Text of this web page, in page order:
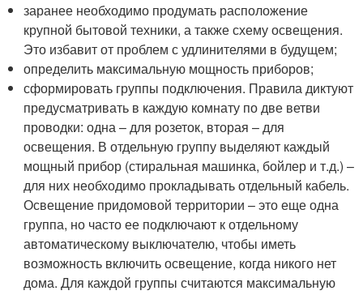
заранее необходимо продумать расположение
крупной бытовой техники, а также схему освещения.
Это избавит от проблем с удлинителями в будущем;
определить максимальную мощность приборов;
сформировать группы подключения. Правила диктуют
предусматривать в каждую комнату по две ветви
проводки: одна – для розеток, вторая – для
освещения. В отдельную группу выделяют каждый
мощный прибор (стиральная машинка, бойлер и т.д.) –
для них необходимо прокладывать отдельный кабель.
Освещение придомовой территории – это еще одна
группа, но часто ее подключают к отдельному
автоматическому выключателю, чтобы иметь
возможность включить освещение, когда никого нет
дома. Для каждой группы считаются максимальную